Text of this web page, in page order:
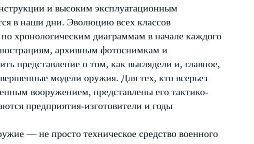
и высоким эксплуатационным
в наши дни. Эволюцию всех классов
хронологическим диаграммам в начале каждого
архивным фотоснимкам и
представление о том, как выглядели и, главное,
модели оружия. Для тех, кто всерьез
вооружением, представлены его тактико-
предприятия-изготовители и годы
— не просто техническое средство военного